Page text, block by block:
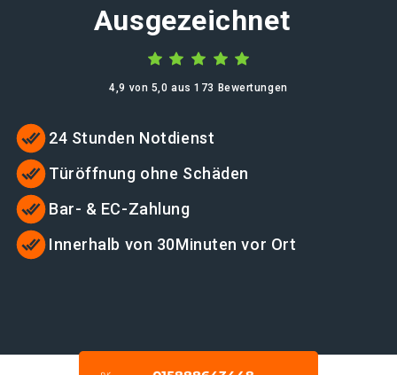
Ausgezeichnet
4,9 von 5,0 aus 173 Bewertungen
24 Stunden Notdienst
Türöffnung ohne Schäden
Bar- & EC-Zahlung
Innerhalb von 30Minuten vor Ort